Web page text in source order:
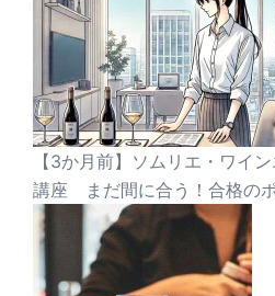
【3か月前】ソムリエ・ワイ
講座 まだ間に合う！合格の